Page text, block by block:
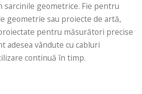
sarcinile geometrice. Fie pentru
geometrie sau proiecte de artă,
pentru măsurători precise
adesea vândute cu cabluri
continuă în timp.